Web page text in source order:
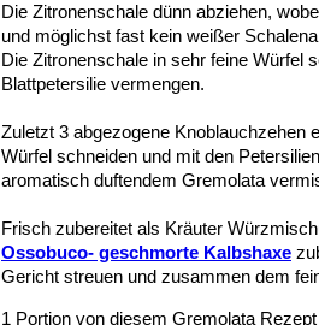
Die Zitronenschale dünn abziehen,
und möglichst fast kein weißer
Die Zitronenschale in sehr feine Würfel
Blattpetersilie vermengen.
Zuletzt 3 abgezogene Knoblauchzehen
Würfel schneiden und mit den
aromatisch duftendem Gremolata
Frisch zubereitet als Kräuter
Ossobuco- geschmorte Kalbshaxe
Gericht streuen und zusammen dem
1 Portion von diesem Gremolata